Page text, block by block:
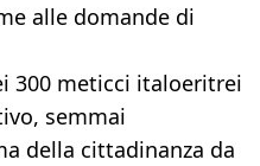
alle domande di
300 meticci italoeritrei
semmai
della cittadinanza da